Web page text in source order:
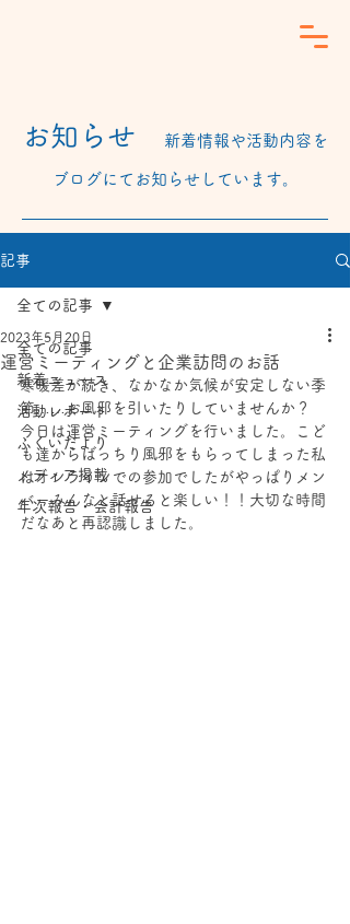
​お知らせ 新着情報や活動内容を
ブログにてお知らせしています。
記事
全ての記事
新着ニュース
活動レポート
ふくいだより
メディア掲載
年次報告・会計報告
全ての記事
運営ミーティングと企業訪問のお話
2023年5月20日
寒暖差が続き、なかなか気候が安定しない季
節……お風邪を引いたりしていませんか？
今日は運営ミーティングを行いました。こど
も達からばっちり風邪をもらってしまった私
はオンラインでの参加でしたがやっぱりメン
バーみんなと話せると楽しい！！大切な時間
だなあと再認識しました。